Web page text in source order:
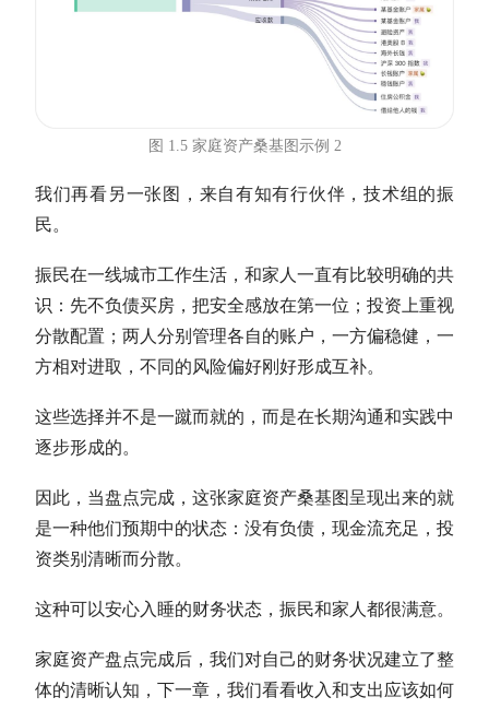
图 1.5 家庭资产桑基图示例 2
我们再看另一张图，来自有知有行伙伴，技术组的振
民。
振民在一线城市工作生活，和家人一直有比较明确的共
识：先不负债买房，把安全感放在第一位；投资上重视
分散配置；两人分别管理各自的账户，一方偏稳健，一
方相对进取，不同的风险偏好刚好形成互补。
这些选择并不是一蹴而就的，而是在长期沟通和实践中
逐步形成的。
因此，当盘点完成，这张家庭资产桑基图呈现出来的就
是一种他们预期中的状态：没有负债， 现金流充足，投
资类别清晰而分散。
这种可以安心入睡的财务状态，振民和家人都很满意。
家庭资产盘点完成后，我们对自己的财务状况建立了整
体的清晰认知，下一章，我们看看收入和支出应该如何